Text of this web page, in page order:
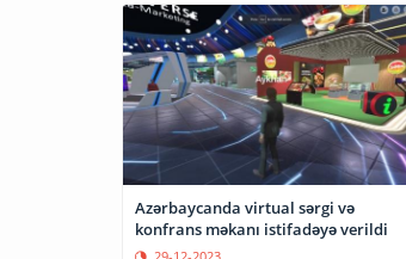
Azərbaycanda virtual sərgi və
konfrans məkanı istifadəyə verildi